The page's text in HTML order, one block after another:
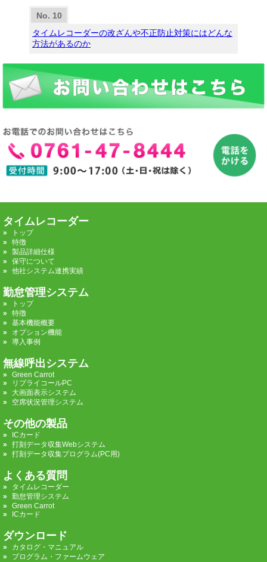
タイムレコーダーの改ざんや不正防止対策にはどんな
方法があるのか
タイムレコーダー
トップ
特徴
製品詳細仕様
保守について
他社システム連携実績
勤怠管理システム
トップ
特徴
基本機能概要
オプション機能
導入事例
無線呼出システム
Green Carrot
リプライコールPC
大画面表示システム
空席状況管理システム
その他の製品
ICカード
打刻データ収集Webシステム
打刻データ収集プログラム(PC用)
よくある質問
タイムレコーダー
勤怠管理システム
Green Carrot
ICカード
ダウンロード
カタログ・マニュアル
プログラム・ファームウェア